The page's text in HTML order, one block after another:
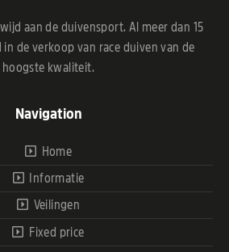
aan de duivensport. Al meer dan 15
in de verkoop van race duiven van de
hoogste kwaliteit.
Navigation
Home
Informatie
Veilingen
Fixed price